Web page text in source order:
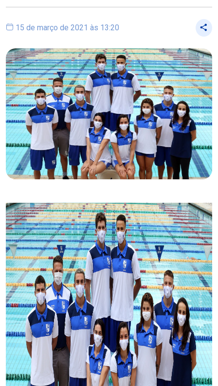
15 de março de 2021 às 13:20